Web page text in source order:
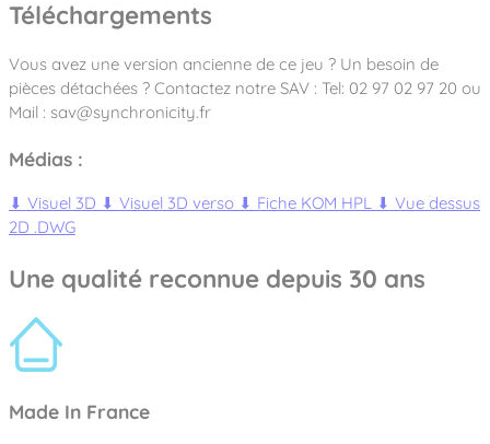
Téléchargements
Vous avez une version ancienne de ce jeu ? Un besoin de
pièces détachées ? Contactez notre SAV : Tel: 02 97 02 97 20 ou
Mail : sav@synchronicity.fr
Médias :
⬇ Visuel 3D ⬇ Visuel 3D verso ⬇ Fiche KOM HPL ⬇ Vue dessus
2D .DWG
Une qualité reconnue depuis 30 ans
Made In France